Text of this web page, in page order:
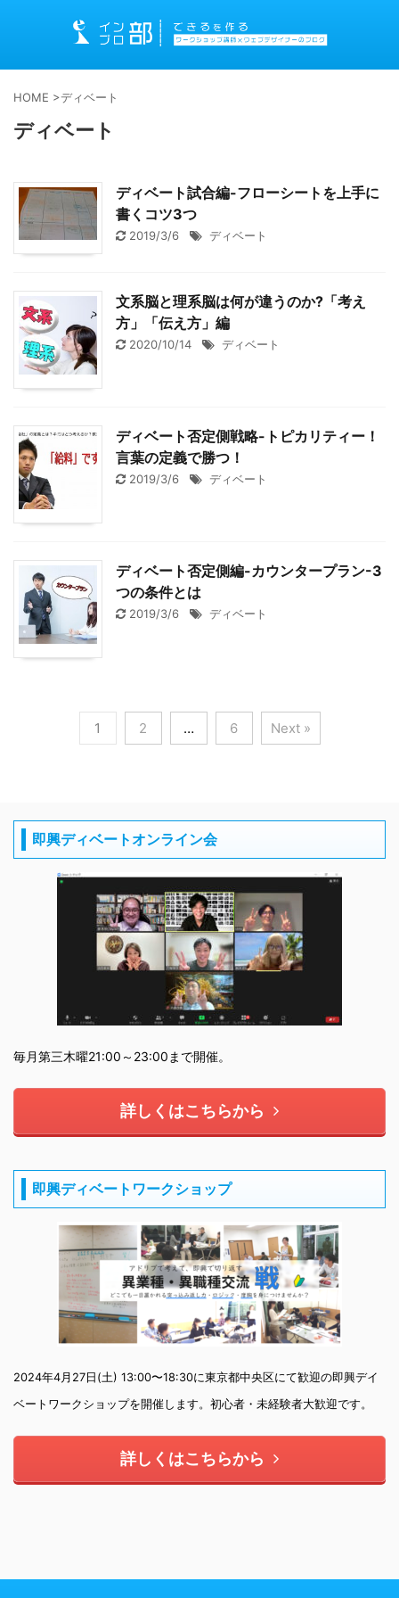
HOME >ディベート
ディベート
ディベート試合編-フローシートを上手に
書くコツ3つ
2019/3/6 ディベート
文系脳と理系脳は何が違うのか?「考え
方」「伝え方」編
2020/10/14 ディベート
ディベート否定側戦略-トピカリティー！
言葉の定義で勝つ！
2019/3/6 ディベート
ディベート否定側編-カウンタープラン-3
つの条件とは
2019/3/6 ディベート
1 2 … 6 Next »
即興ディベートオンライン会
毎月第三木曜21:00～23:00まで開催。
詳しくはこちらから
即興ディベートワークショップ
2024年4月27日(土) 13:00〜18:30に東京都中央区にて歓迎の即興デイ
ベートワークショップを開催します。初心者・未経験者大歓迎です。
詳しくはこちらから